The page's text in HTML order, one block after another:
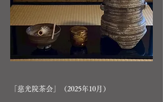
「慈光院茶会」（2025年10月）